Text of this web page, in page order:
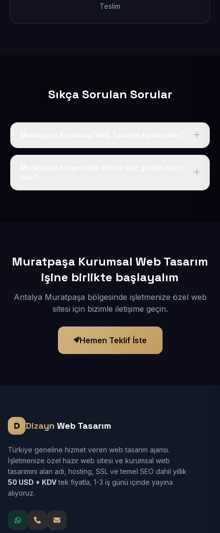
Teslim
Sıkça Sorulan Sorular
Tek fiyat uygulanır: yıllık 50 USD + KDV. Bu bedele alan
Muratpaşa Kurumsal Web Tasarım
işine birlikte başlayalım
Antalya Muratpaşa bölgesinde işletmenize özel web
sitesi için bizimle iletişime geçin.
Hemen Teklif İste
Dizayn Web Tasarım
Türkiye geneline hizmet veren web tasarım ajansı.
İşletmenize özel hazır web sitesi ve kurumsal web
tasarımını alan adı, hosting, SSL ve temel SEO dahil yıllık
50 USD + KDVtek fiyatla, 1-3 iş günü içinde yayına
alıyoruz.